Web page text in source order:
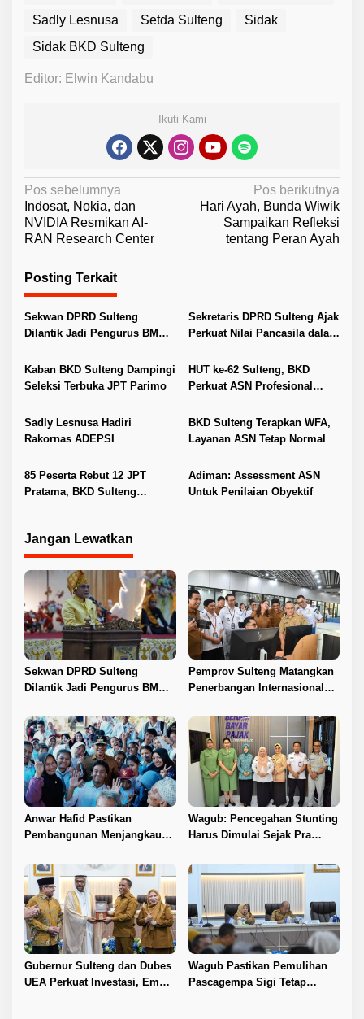
Sadly Lesnusa Setda Sulteng
Sidak
Sidak BKD Sulteng
Editor: Elwin Kandabu
Ikuti Kami
N
a
v
g
a
s
p
s
Pos sebelumnya
Indosat, Nokia, dan
NVIDIA Resmikan AI-
RAN Research Center
Pos berikutnya
Hari Ayah, Bunda Wiwik
Sampaikan Refleksi
tentang Peran Ayah
Posting Terkait
Sekwan DPRD Sulteng
Dilantik Jadi Pengurus BMA
Sekretaris DPRD Sulteng Ajak
Perkuat Nilai Pancasila dalam
Kaban BKD Sulteng Dampingi
Seleksi Terbuka JPT Parimo
HUT ke-62 Sulteng, BKD
Perkuat ASN Profesional
Sadly Lesnusa Hadiri
Rakornas ADEPSI
BKD Sulteng Terapkan WFA,
Layanan ASN Tetap Normal
85 Peserta Rebut 12 JPT
Pratama, BKD Sulteng
Adiman: Assessment ASN
Untuk Penilaian Obyektif
Jangan Lewatkan
Sekwan DPRD Sulteng
Dilantik Jadi Pengurus BMA
Pemprov Sulteng Matangkan
Penerbangan Internasional
Anwar Hafid Pastikan
Pembangunan Menjangkau
Wagub: Pencegahan Stunting
Harus Dimulai Sejak Pra
Gubernur Sulteng dan Dubes
UEA Perkuat Investasi, Empat
Wagub Pastikan Pemulihan
Pascagempa Sigi Tetap